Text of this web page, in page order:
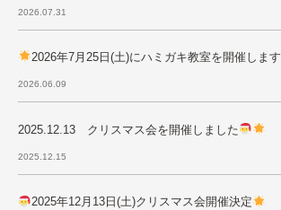
2026.07.31
2026年7月25日(土)にハミガキ教室を開催します
2026.06.09
2025.12.13 クリスマス会を開催しました
2025.12.15
2025年12月13日(土)クリスマス会開催決定